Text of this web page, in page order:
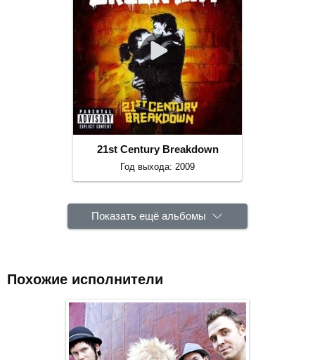
21st Century Breakdown
Год выхода: 2009
Показать ещё альбомы
Похожие исполнители